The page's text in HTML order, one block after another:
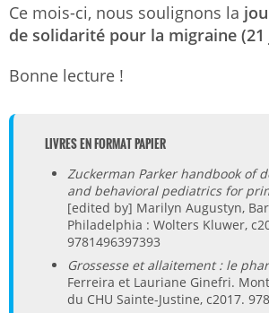
Ce mois-ci, nous soulignons la
de solidarité pour la migraine (21
Bonne lecture !
LIVRES EN FORMAT PAPIER
Zuckerman Parker handbook of
and behavioral pediatrics for
[edited by] Marilyn Augustyn,
Philadelphia : Wolters Kluwer,
9781496397393
Grossesse et allaitement : le
Ferreira et Lauriane Ginefri.
du CHU Sainte-Justine, c2017.